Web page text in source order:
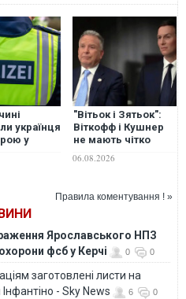
українця
у
за
"Вітьок і Зятьок":
Віткофф і Кушнер
не мають чітко
визначених
повноважень та
переговорах —
06.08.2026
Правила коментування ! »
Ярославського НПЗ
фсб у Керчі
0 0
заготовлені листи на
- Sky News
6 0